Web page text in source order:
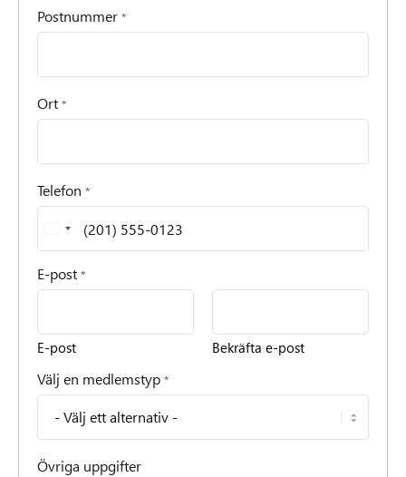
Postnummer *
Ort *
Telefon *
E-post *
E-post Bekräfta e-post
*
*
Välj en medlemstyp *
Övriga uppgifter